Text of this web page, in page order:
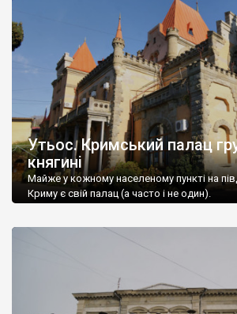
Утьос. Кримський палац
княгині
Майже у кожному населеному пункті на
Криму є свій палац (а часто і не один).